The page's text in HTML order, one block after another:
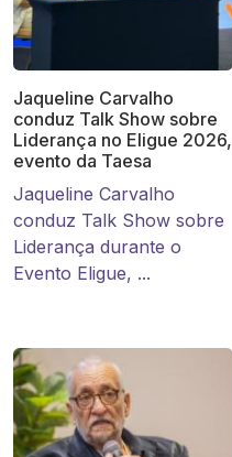
Jaqueline Carvalho
conduz Talk Show sobre
Liderança no Eligue 2026,
evento da Taesa
Jaqueline Carvalho
conduz Talk Show sobre
Liderança durante o
Evento Eligue, ...